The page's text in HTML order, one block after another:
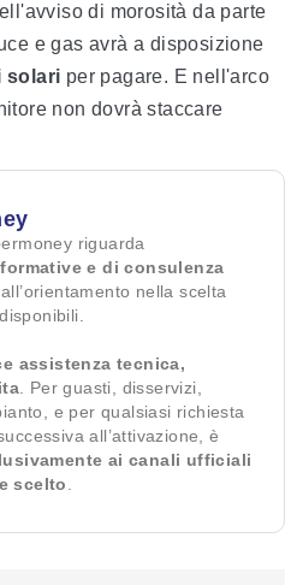
di morosità da parte
e gas avrà a disposizione
solari per pagare. E nell'arco
non dovrà staccare
riguarda
e di consulenza
all’orientamento nella scelta
assistenza tecnica,
. Per guasti, disservizi,
e per qualsiasi richiesta
all’attivazione, è
ai canali ufficiali
scelto